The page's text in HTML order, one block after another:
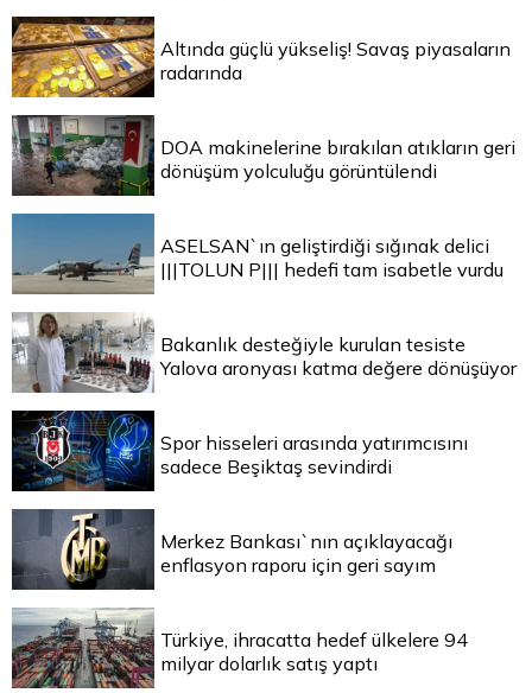
Altında güçlü yükseliş! Savaş piyasaların
radarında
DOA makinelerine bırakılan atıkların geri
dönüşüm yolculuğu görüntülendi
ASELSAN`ın geliştirdiği sığınak delici
|||TOLUN P||| hedefi tam isabetle vurdu
Bakanlık desteğiyle kurulan tesiste
Yalova aronyası katma değere dönüşüyor
Spor hisseleri arasında yatırımcısını
sadece Beşiktaş sevindirdi
Merkez Bankası`nın açıklayacağı
enflasyon raporu için geri sayım
Türkiye, ihracatta hedef ülkelere 94
milyar dolarlık satış yaptı